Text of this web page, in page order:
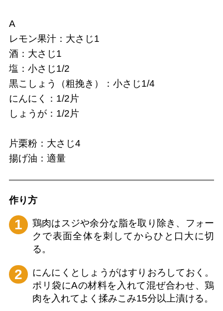
A
レモン果汁：大さじ1
酒：大さじ1
塩：小さじ1/2
黒こしょう（粗挽き）：小さじ1/4
にんにく：1/2片
しょうが：1/2片
片栗粉：大さじ4
揚げ油：適量
作り⽅
1
鶏肉はスジや余分な脂を取り除き、フォー
クで表面全体を刺してからひと口大に切
る。
2
にんにくとしょうがはすりおろしておく。
ポリ袋にAの材料を入れて混ぜ合わせ、鶏
肉を入れてよく揉みこみ15分以上漬ける。